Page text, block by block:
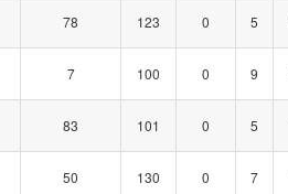
78 123 0 5
7 100 0 9
83 101 0 5
50 130 0 7